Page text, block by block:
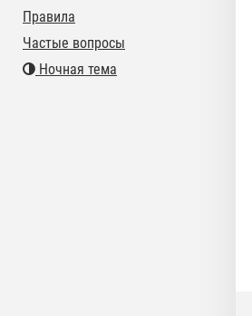
Правила
Частые вопросы
Ночная тема